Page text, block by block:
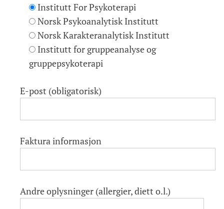
Institutt For Psykoterapi
Norsk Psykoanalytisk Institutt
Norsk Karakteranalytisk Institutt
Institutt for gruppeanalyse og
gruppepsykoterapi
E-post (obligatorisk)
Faktura informasjon
Andre oplysninger (allergier, diett o.l.)